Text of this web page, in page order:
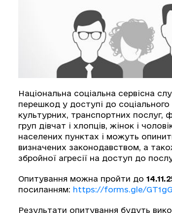
Національна соціальна сервісна
перешкод у доступі до соціального
культурних, транспортних послуг,
груп дівчат і хлопців, жінок і
населених пунктах і можуть
визначених законодавством, а
збройної агресії на доступ до
Опитування можна пройти до
посиланням: https://forms.gle/
Результати опитування будуть